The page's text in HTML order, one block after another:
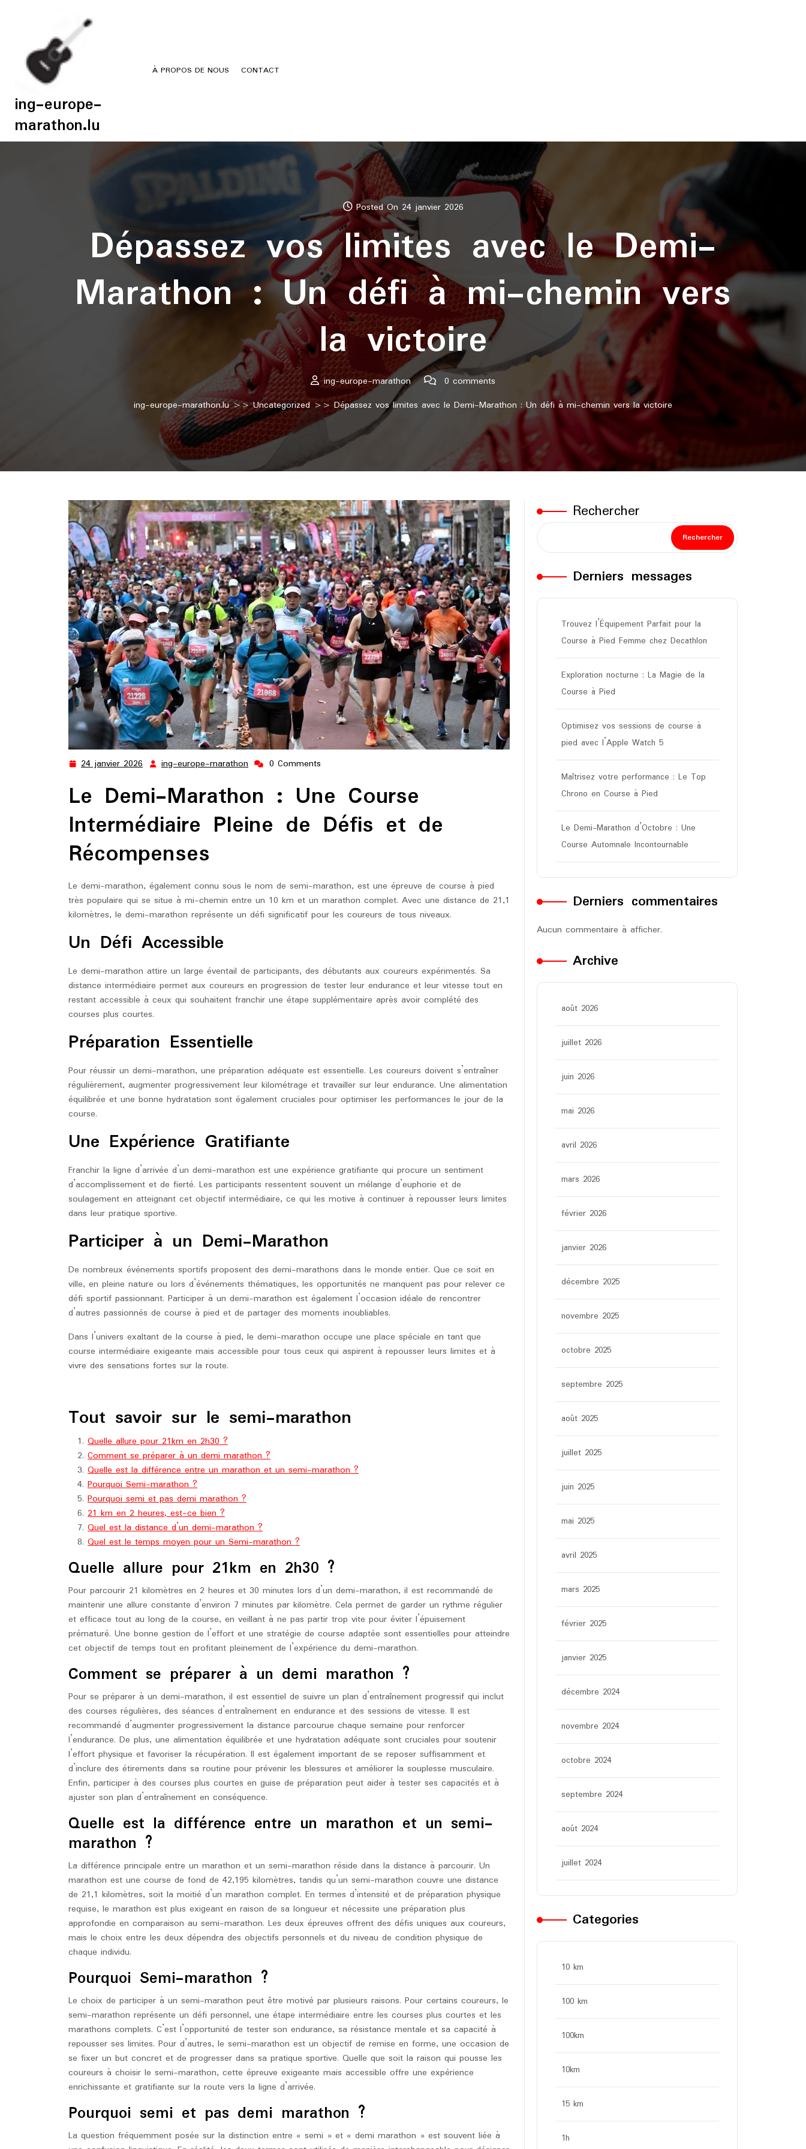
ing-europe-
marathon.lu
À PROPOS DE NOUS CONTACT
Posted On 24 janvier 2026
Dépassez vos limites avec le Demi-
Marathon : Un défi à mi-chemin vers
la victoire
ing-europe-marathon
0 comments
ing-europe-marathon.lu>>Uncategorized>> Dépassez vos limites avec le Demi-Marathon : Un défi à mi-chemin vers la victoire
24 janvier 2026 24
2026
ing-europe-marathon ing-
marathon
0 Comments
Le Demi-Marathon : Une Course
Intermédiaire Pleine de Défis et de
Récompenses
Le demi-marathon, également connu sous le nom de semi-marathon, est une épreuve de course à pied
très populaire qui se situe à mi-chemin entre un 10 km et un marathon complet. Avec une distance de 21,1
kilomètres, le demi-marathon représente un défi significatif pour les coureurs de tous niveaux.
Un Défi Accessible
Le demi-marathon attire un large éventail de participants, des débutants aux coureurs expérimentés. Sa
distance intermédiaire permet aux coureurs en progression de tester leur endurance et leur vitesse tout en
restant accessible à ceux qui souhaitent franchir une étape supplémentaire après avoir complété des
courses plus courtes.
Préparation Essentielle
Pour réussir un demi-marathon, une préparation adéquate est essentielle. Les coureurs doivent s’entraîner
régulièrement, augmenter progressivement leur kilométrage et travailler sur leur endurance. Une alimentation
équilibrée et une bonne hydratation sont également cruciales pour optimiser les performances le jour de la
course.
Une Expérience Gratifiante
Franchir la ligne d’arrivée d’un demi-marathon est une expérience gratifiante qui procure un sentiment
d’accomplissement et de fierté. Les participants ressentent souvent un mélange d’euphorie et de
soulagement en atteignant cet objectif intermédiaire, ce qui les motive à continuer à repousser leurs limites
dans leur pratique sportive.
Participer à un Demi-Marathon
De nombreux événements sportifs proposent des demi-marathons dans le monde entier. Que ce soit en
ville, en pleine nature ou lors d’événements thématiques, les opportunités ne manquent pas pour relever ce
défi sportif passionnant. Participer à un demi-marathon est également l’occasion idéale de rencontrer
d’autres passionnés de course à pied et de partager des moments inoubliables.
Dans l’univers exaltant de la course à pied, le demi-marathon occupe une place spéciale en tant que
course intermédiaire exigeante mais accessible pour tous ceux qui aspirent à repousser leurs limites et à
vivre des sensations fortes sur la route.
Tout savoir sur le semi-marathon
Quelle allure pour 21km en 2h30 ?
Comment se préparer à un demi marathon ?
Quelle est la différence entre un marathon et un semi-marathon ?
Pourquoi Semi-marathon ?
Pourquoi semi et pas demi marathon ?
21 km en 2 heures, est-ce bien ?
Quel est la distance d’un demi-marathon ?
Quel est le temps moyen pour un Semi-marathon ?
Quelle allure pour 21km en 2h30 ?
Pour parcourir 21 kilomètres en 2 heures et 30 minutes lors d’un demi-marathon, il est recommandé de
maintenir une allure constante d’environ 7 minutes par kilomètre. Cela permet de garder un rythme régulier
et efficace tout au long de la course, en veillant à ne pas partir trop vite pour éviter l’épuisement
prématuré. Une bonne gestion de l’effort et une stratégie de course adaptée sont essentielles pour atteindre
cet objectif de temps tout en profitant pleinement de l’expérience du demi-marathon.
Comment se préparer à un demi marathon ?
Pour se préparer à un demi-marathon, il est essentiel de suivre un plan d’entraînement progressif qui inclut
des courses régulières, des séances d’entraînement en endurance et des sessions de vitesse. Il est
recommandé d’augmenter progressivement la distance parcourue chaque semaine pour renforcer
l’endurance. De plus, une alimentation équilibrée et une hydratation adéquate sont cruciales pour soutenir
l’effort physique et favoriser la récupération. Il est également important de se reposer suffisamment et
d’inclure des étirements dans sa routine pour prévenir les blessures et améliorer la souplesse musculaire.
Enfin, participer à des courses plus courtes en guise de préparation peut aider à tester ses capacités et à
ajuster son plan d’entraînement en conséquence.
Quelle est la différence entre un marathon et un semi-
marathon ?
La différence principale entre un marathon et un semi-marathon réside dans la distance à parcourir. Un
marathon est une course de fond de 42,195 kilomètres, tandis qu’un semi-marathon couvre une distance
de 21,1 kilomètres, soit la moitié d’un marathon complet. En termes d’intensité et de préparation physique
requise, le marathon est plus exigeant en raison de sa longueur et nécessite une préparation plus
approfondie en comparaison au semi-marathon. Les deux épreuves offrent des défis uniques aux coureurs,
mais le choix entre les deux dépendra des objectifs personnels et du niveau de condition physique de
chaque individu.
Pourquoi Semi-marathon ?
Le choix de participer à un semi-marathon peut être motivé par plusieurs raisons. Pour certains coureurs, le
semi-marathon représente un défi personnel, une étape intermédiaire entre les courses plus courtes et les
marathons complets. C’est l’opportunité de tester son endurance, sa résistance mentale et sa capacité à
repousser ses limites. Pour d’autres, le semi-marathon est un objectif de remise en forme, une occasion de
se fixer un but concret et de progresser dans sa pratique sportive. Quelle que soit la raison qui pousse les
coureurs à choisir le semi-marathon, cette épreuve exigeante mais accessible offre une expérience
enrichissante et gratifiante sur la route vers la ligne d’arrivée.
Pourquoi semi et pas demi marathon ?
La question fréquemment posée sur la distinction entre « semi » et « demi marathon » est souvent liée à
Rechercher
Rechercher
Derniers messages
Trouvez l’Équipement Parfait pour la
Course à Pied Femme chez Decathlon
Exploration nocturne : La Magie de la
Course à Pied
Optimisez vos sessions de course à
pied avec l’Apple Watch 5
Maîtrisez votre performance : Le Top
Chrono en Course à Pied
Le Demi-Marathon d’Octobre : Une
Course Automnale Incontournable
Derniers commentaires
Aucun commentaire à afficher.
Archive
août 2026
juillet 2026
juin 2026
mai 2026
avril 2026
mars 2026
février 2026
janvier 2026
décembre 2025
novembre 2025
octobre 2025
septembre 2025
août 2025
juillet 2025
juin 2025
mai 2025
avril 2025
mars 2025
février 2025
janvier 2025
décembre 2024
novembre 2024
octobre 2024
septembre 2024
août 2024
juillet 2024
Categories
10 km
100 km
100km
10km
15 km
1h